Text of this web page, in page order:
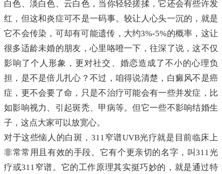
白色、淡白色、云白色，当你轻轻搓揉，它还会有些许发
红，但这和炎症可不是一码事。较让人心头一沉的，就是
它不会传染，可却有可能遗传，大约3%-5%的概率，这让
很多适龄未婚的朋友，心里咯噔一下，往深了说，这不仅
影响了个人形象，更对社交、婚恋造成了不小的心理负
担，是不是倍儿扎心？不过，咱得说清楚，白癜风不是癌
症，更不会要了命，只是不治疗可能会有一些并发症，比
如影响视力、引起斑秃、甲病等。但它一些不影响结婚生
子，这点大家可以放宽心。
对于这些恼人的白斑，311窄谱UVB光疗就是目前临床上
非常常用且有效的手段。它有个更亲切的名字，叫311光
疗或311窄谱。它的工作原理其实挺巧妙的，就是通过特